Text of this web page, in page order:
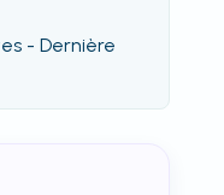
- Dernière